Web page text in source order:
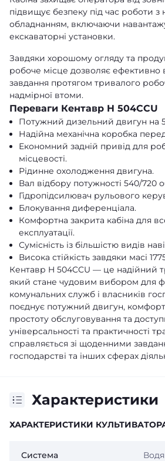
підвищує безпеку під час роботи з
обладнанням, включаючи
екскаваторні установки.
Завдяки хорошому огляду та
робоче місце дозволяє ефективно
завдання протягом тривалого
надмірної втоми.
Переваги Кентавр H 504CCU
Потужний дизельний двигун на
Надійна механічна коробка
Економний задній привід для
місцевості.
Рідинне охолодження двигуна.
Вал відбору потужності 540/720
Гідропідсилювач рульового
Блокування диференціала.
Комфортна закрита кабіна для
експлуатації.
Сумісність із більшістю видів
Висока стійкість завдяки масі
Кентавр H 504CCU — це надійний
який стане чудовим вибором для
комунальних служб і власників
поєднує потужний двигун,
простоту обслуговування та
універсальності та практичності
справляється зі щоденними
господарстві та інших сферах
Характеристики
ХАРАКТЕРИСТИКИ
Система